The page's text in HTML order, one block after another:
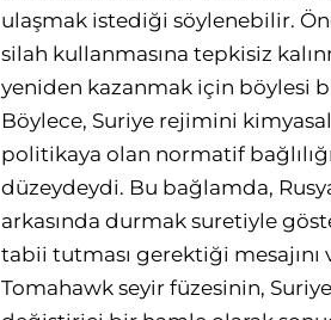
ulaşmak istediği söylenebilir.
silah kullanmasına tepkisiz
yeniden kazanmak için böylesi
Böylece, Suriye rejimini
politikaya olan normatif
düzeydeydi. Bu bağlamda,
arkasında durmak suretiyle
tabii tutması gerektiği mesajını
Tomahawk seyir füzesinin,